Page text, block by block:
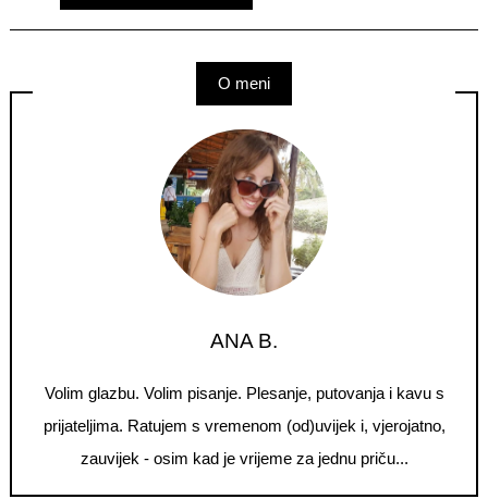
O meni
ANA B.
Volim glazbu. Volim pisanje. Plesanje, putovanja i kavu s
prijateljima. Ratujem s vremenom (od)uvijek i, vjerojatno,
zauvijek - osim kad je vrijeme za jednu priču...